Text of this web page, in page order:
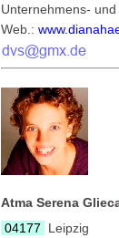
Unternehmens-
Web.:
Atma Serena
04177
Leipzig